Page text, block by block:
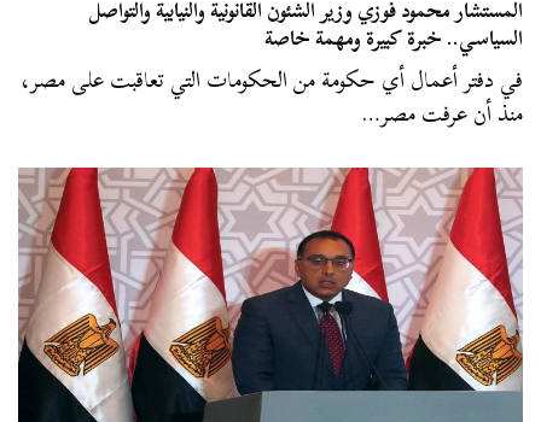
المستشار محمود فوزي وزير الشئون القانونية والنيابية والتواصل
السياسي.. خبرة كبيرة ومهمة خاصة
في دفتر أعمال أي حكومة من الحكومات التي تعاقبت على مصر،
منذ أن عرفت مصر…